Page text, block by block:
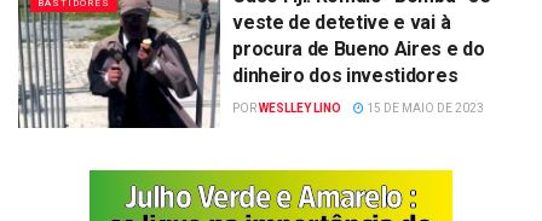
BASTIDORES
veste de detetive e vai à
procura de Bueno Aires e do
dinheiro dos investidores
PORWESLLEY LINO 15 DE MAIO DE 2023